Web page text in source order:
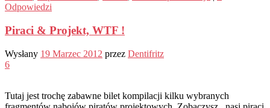
Odpowiedzi
Piraci & Projekt, WTF !
Wysłany 19 Marzec 2012 przez Dentifritz
6
Tutaj jest trochę zabawne bilet kompilacji kilku wybranych